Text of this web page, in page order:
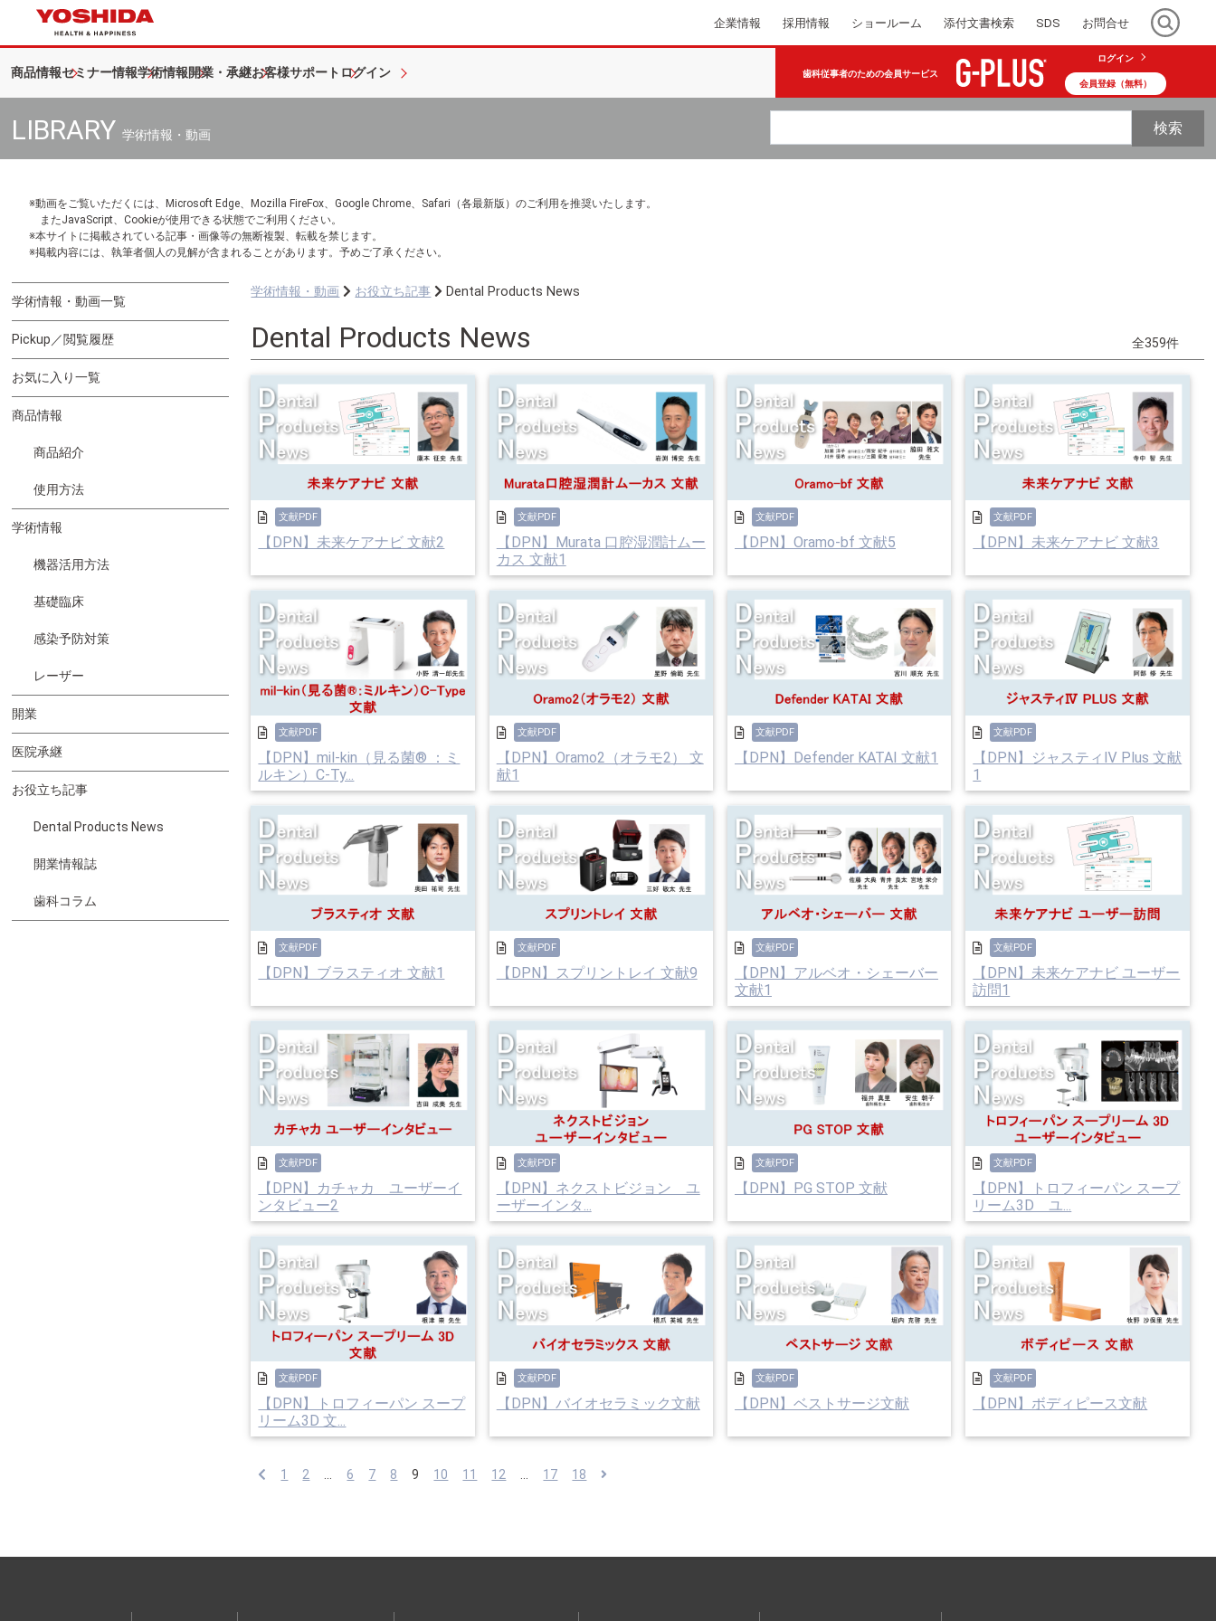
企業情報 採用情報 ショールーム 添付文書検索 SDS お問合せ
商品情報セミナー情報学術情報開業・承継お客様サポート ログイン 歯科従事者のための会員サービス
ログイン
会員登録（無料）
LIBRARY 学術情報・動画 検索
※動画をご覧いただくには、Microsoft Edge、Mozilla FireFox、Google Chrome、Safari（各最新版）のご利用を推奨いたします。
またJavaScript、Cookieが使用できる状態でご利用ください。
※本サイトに掲載されている記事・画像等の無断複製、転載を禁じます。
※掲載内容には、執筆者個人の見解が含まれることがあります。予めご了承ください。
学術情報・動画一覧
Pickup／閲覧履歴
お気に入り一覧
商品情報
商品紹介
使用方法
学術情報
機器活用方法
基礎臨床
感染予防対策
レーザー
開業
医院承継
お役立ち記事
Dental Products News
開業情報誌
歯科コラム
学術情報・動画 お役立ち記事 Dental Products News
Dental Products News 全359件
文献PDF
【DPN】未来ケアナビ 文献2
文献PDF
【DPN】Murata 口腔湿潤計ムー
カス 文献1
文献PDF
【DPN】Oramo-bf 文献5
文献PDF
【DPN】未来ケアナビ 文献3
文献PDF
【DPN】mil-kin（見る菌® ：ミ
ルキン）C-Ty...
文献PDF
【DPN】Oramo2（オラモ2） 文
献1
文献PDF
【DPN】Defender KATAI 文献1
文献PDF
【DPN】ジャスティⅣ Plus 文献
1
文献PDF
【DPN】ブラスティオ 文献1
文献PDF
【DPN】スプリントレイ 文献9
文献PDF
【DPN】アルベオ・シェーバー
文献1
文献PDF
【DPN】未来ケアナビ ユーザー
訪問1
文献PDF
【DPN】カチャカ ユーザーイ
ンタビュー2
文献PDF
【DPN】ネクストビジョン ユ
ーザーインタ...
文献PDF
【DPN】PG STOP 文献
文献PDF
【DPN】トロフィーパン スープ
リーム3D ユ...
文献PDF
【DPN】トロフィーパン スープ
リーム3D 文...
文献PDF
【DPN】バイオセラミック文献
文献PDF
【DPN】ベストサージ文献
文献PDF
【DPN】ボディピース文献
1 2 ... 6 7 8 9 10 11 12 ... 17 18